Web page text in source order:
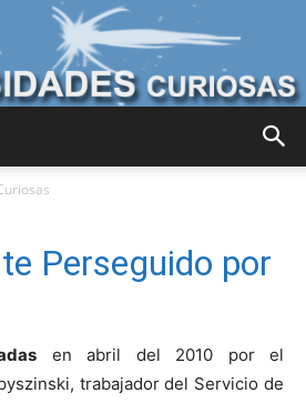
Curiosas
del
Perseguido por
en abril del 2010 por el
trabajador del Servicio de